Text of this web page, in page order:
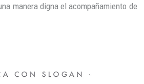
manera digna el acompañamiento de